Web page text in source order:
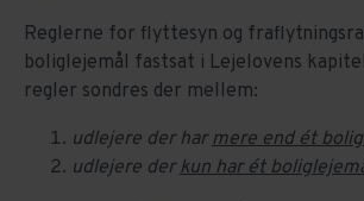
Reglerne for flyttesyn og
boliglejemål fastsat i Lejelovens
regler sondres der mellem:
udlejere der harmere end ét
udlejere derkun har ét